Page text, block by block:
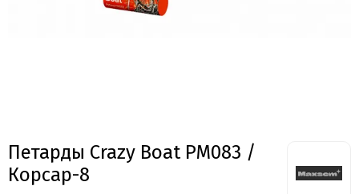
Петарды Crazy Boat PM083 /
Корсар-8